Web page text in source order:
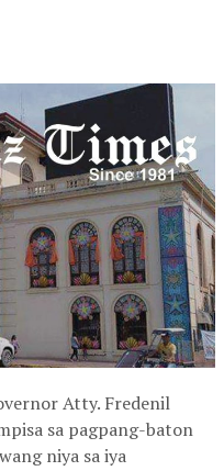
Atty. Fredenil
sa pagpang-baton
niya sa iya